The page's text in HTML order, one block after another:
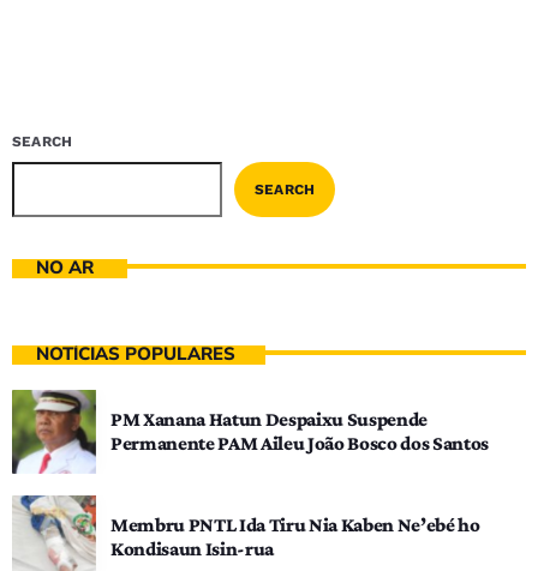
SEARCH
SEARCH
NO AR
NOTÍCIAS POPULARES
PM Xanana Hatun Despaixu Suspende
Permanente PAM Aileu João Bosco dos Santos
Membru PNTL Ida Tiru Nia Kaben Ne’ebé ho
Kondisaun Isin-rua